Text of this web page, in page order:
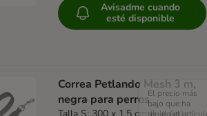
Avisadme cuando
esté disponible
Correa Petlando Mesh 3 m,
negra para perrosEl precio más
bajo que ha